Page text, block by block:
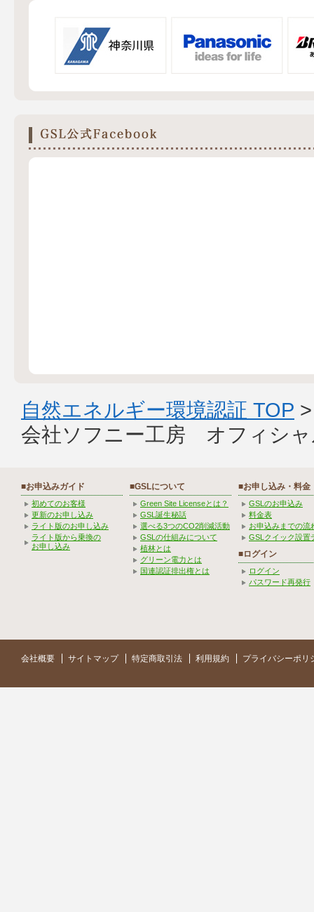
自然エネルギー環境認証 TOP
会社ソフニー工房 オフィシャ
■お申込みガイド
初めてのお客様
更新のお申し込み
ライト版のお申し込み
ライト版から乗換の
お申し込み
■GSLについて
Green Site Licenseとは？
GSL誕生秘話
選べる3つのCO2削減活動
GSLの仕組みについて
植林とは
グリーン電力とは
国連認証排出権とは
■お申し込み・料金
GSLのお申込み
料金表
お申込みまでの流
GSLクイック設置
■ログイン
ログイン
パスワード再発行
会社概要 サイトマップ 特定商取引法 利用規約 プライバシーポリ